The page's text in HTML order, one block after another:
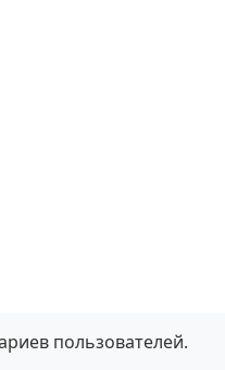
пользователей.